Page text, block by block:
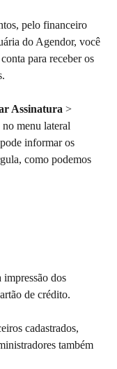
pelo financeiro
do Agendor, você
para receber os
Assinatura >
menu lateral
informar os
como podemos
impressão dos
de crédito.
cadastrados,
também